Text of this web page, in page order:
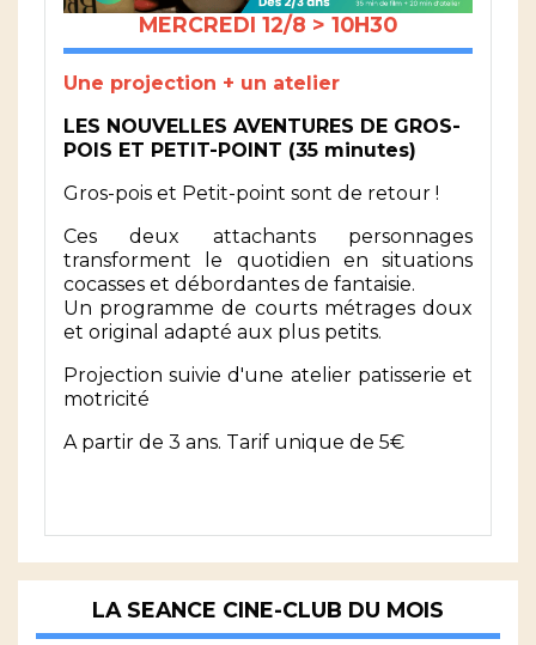
MERCREDI 12/8 > 10H30
Une projection + un atelier
LES NOUVELLES AVENTURES DE GROS-
POIS ET PETIT-POINT (35 minutes)
Gros-pois et Petit-point sont de retour !
Ces deux attachants personnages
transforment le quotidien en situations
cocasses et débordantes de fantaisie.
Un programme de courts métrages doux
et original adapté aux plus petits.
Projection suivie d'une atelier patisserie et
motricité
A partir de 3 ans. Tarif unique de 5€
LA SEANCE CINE-CLUB DU MOIS